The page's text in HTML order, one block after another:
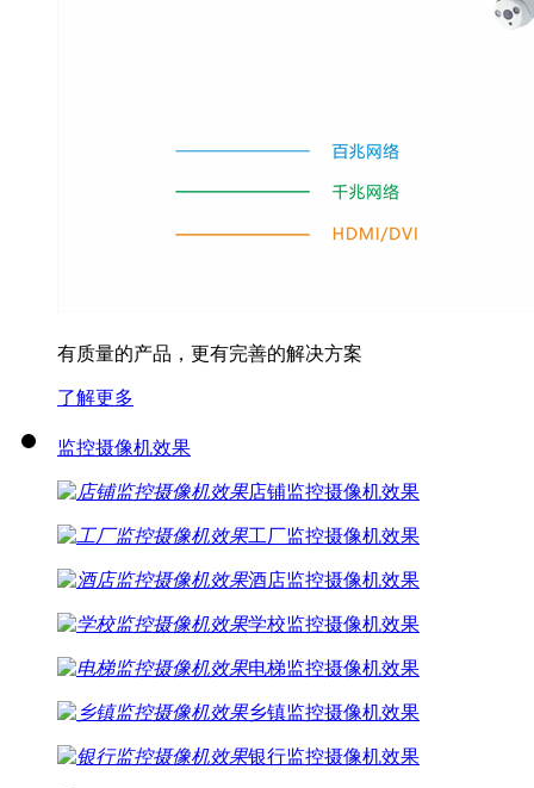
有质量的产品，更有完善的解决方案
了解更多
监控摄像机效果
店铺监控摄像机效果
工厂监控摄像机效果
酒店监控摄像机效果
学校监控摄像机效果
电梯监控摄像机效果
乡镇监控摄像机效果
银行监控摄像机效果